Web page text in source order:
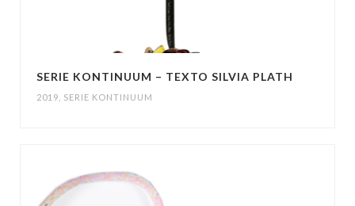
SERIE KONTINUUM – TEXTO SILVIA PLATH
2019 SERIE KONTINUUM